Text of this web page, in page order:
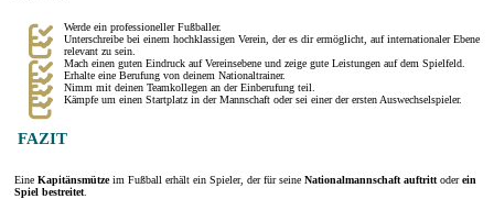
Werde ein professioneller Fußballer.
Unterschreibe bei einem hochklassigen Verein, der es dir ermöglicht, auf internationaler Ebene
relevant zu sein.
Mach einen guten Eindruck auf Vereinsebene und zeige gute Leistungen auf dem Spielfeld.
Erhalte eine Berufung von deinem Nationaltrainer.
Nimm mit deinen Teamkollegen an der Einberufung teil.
Kämpfe um einen Startplatz in der Mannschaft oder sei einer der ersten Auswechselspieler.
FAZIT
Eine Kapitänsmützeim Fußball erhält ein Spieler, der für seine Nationalmannschaft auftritt oderein
Spiel bestreitet